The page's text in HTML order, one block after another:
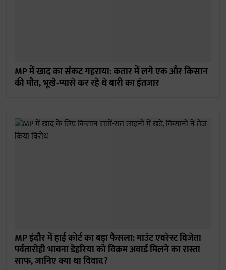
MP में खाद का संकट गहराया: कतार में लगे एक और किसान
की मौत, भूखे-प्यासे कर रहे थे बारी का इंतजार
MP इंदौर में हाई कोर्ट का बड़ा फैसला: माउंट एवरेस्ट विजेता
पर्वतारोही भावना डेहरिया को विक्रम अवार्ड मिलने का रास्ता
साफ, जानिए क्या था विवाद?